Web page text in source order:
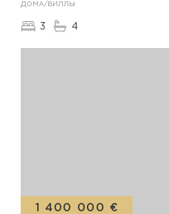
ДОМА/ВИЛЛЫ
3 4
1 400 000 €